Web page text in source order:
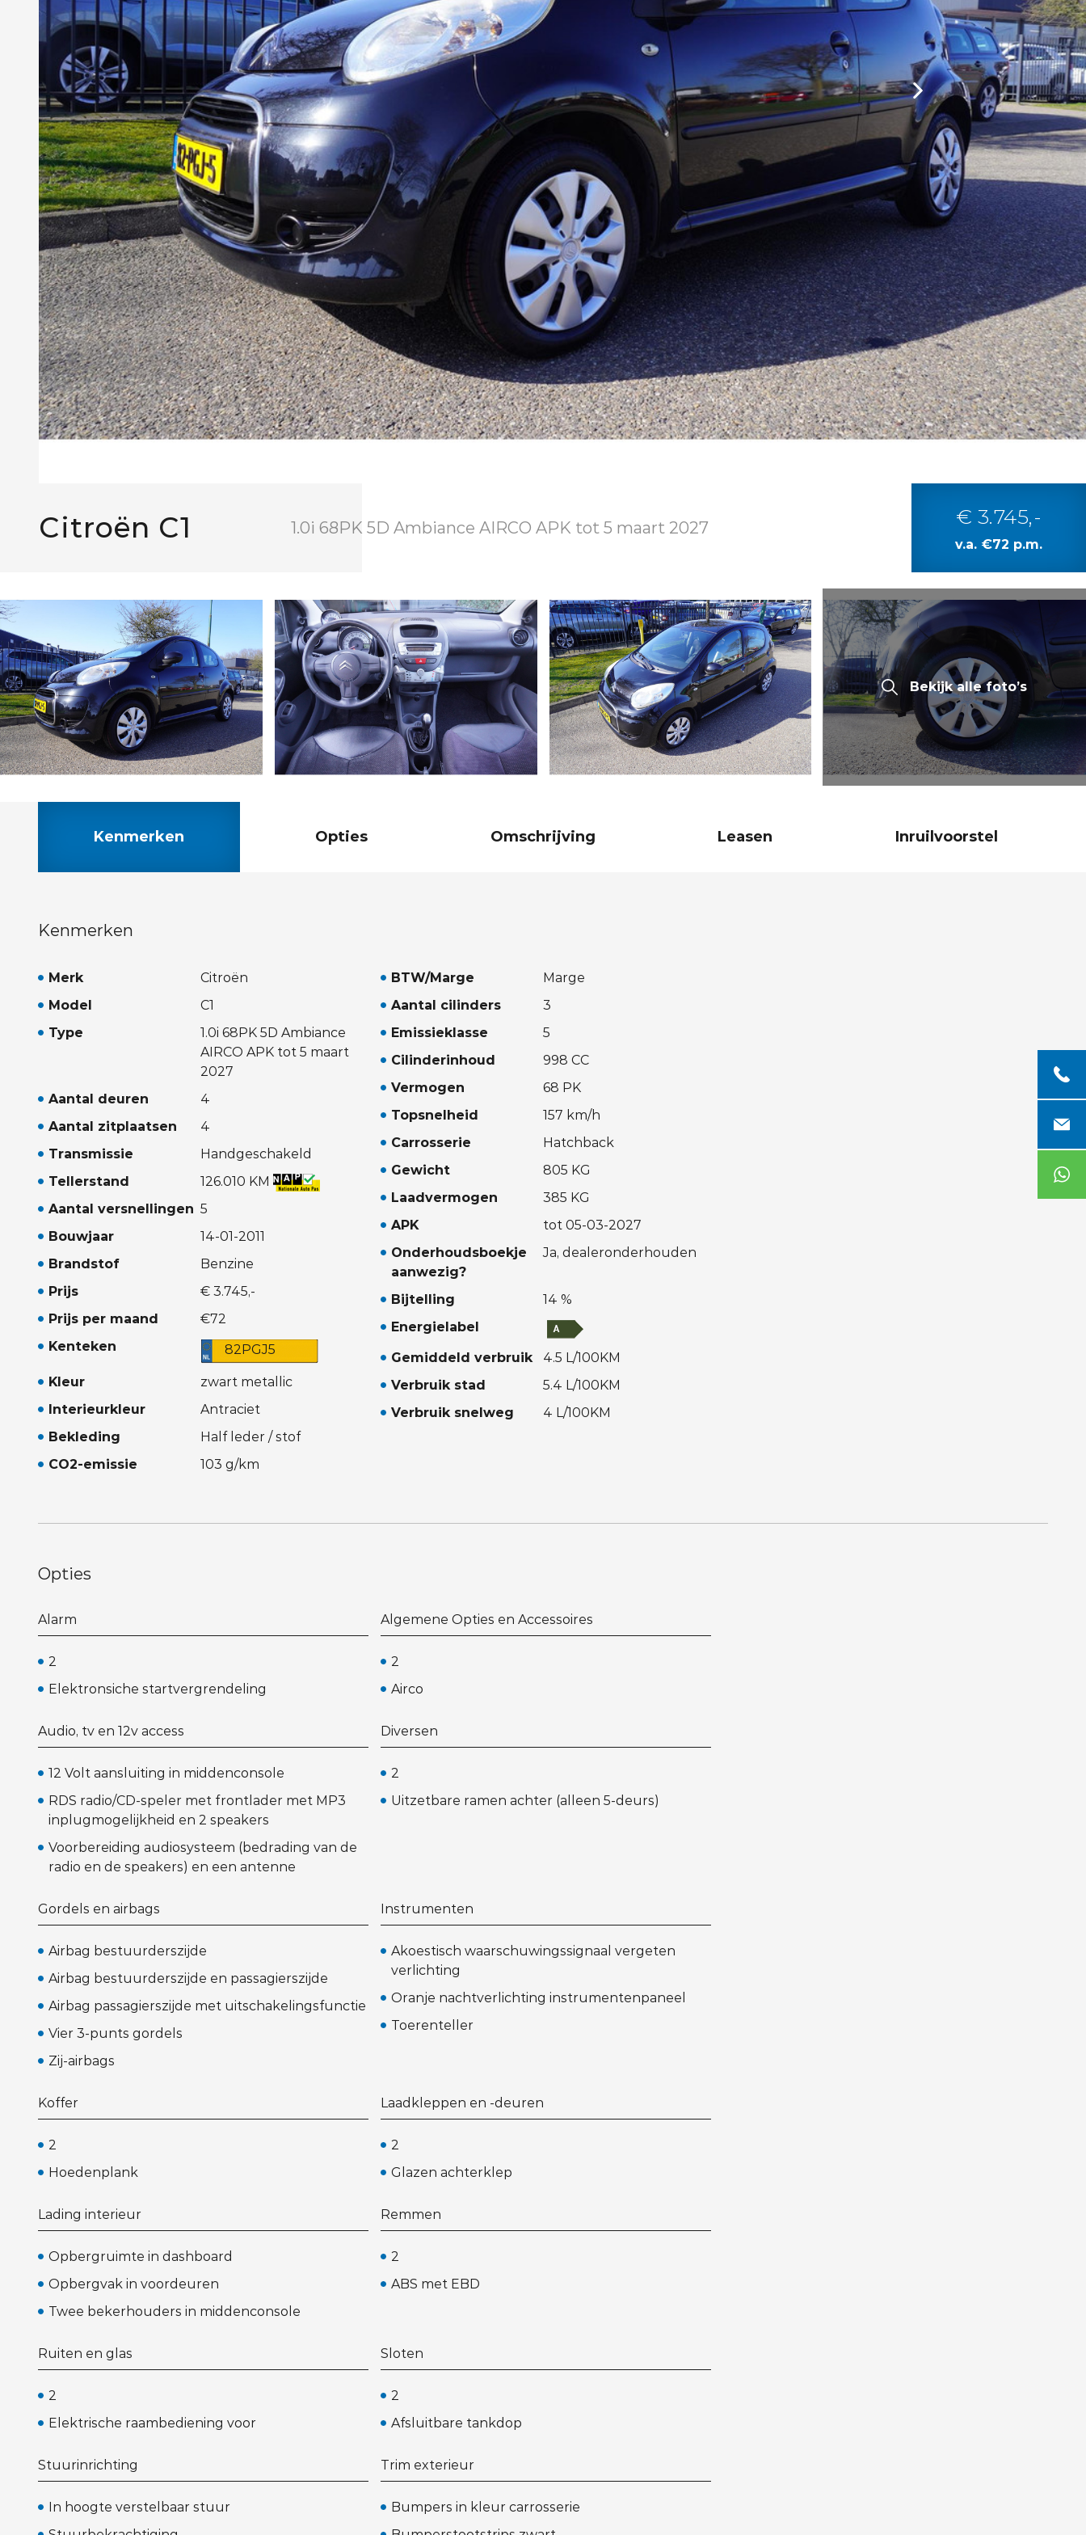
Citroën C1 1.0i 68PK 5D Ambiance AIRCO APK tot 5 maart 2027 € 3.745,-
v.a. €72 p.m.
Bekijk alle foto’s
Kenmerken Opties Omschrijving Leasen Inruilvoorstel
Kenmerken
Merk
Citroën
Model
C1
Type
1.0i 68PK 5D Ambiance
AIRCO APK tot 5 maart
2027
Aantal deuren
4
Aantal zitplaatsen
4
Transmissie
Handgeschakeld
Tellerstand
126.010 KM
Aantal versnellingen 5
Bouwjaar
14-01-2011
Brandstof
Benzine
Prijs
€ 3.745,-
Prijs per maand
€72
Kenteken
82PGJ5
Kleur
zwart metallic
Interieurkleur
Antraciet
Bekleding
Half leder / stof
CO2-emissie
103 g/km
BTW/Marge
Marge
Aantal cilinders
3
Emissieklasse
5
Cilinderinhoud
998 CC
Vermogen
68 PK
Topsnelheid
157 km/h
Carrosserie
Hatchback
Gewicht
805 KG
Laadvermogen
385 KG
APK
tot 05-03-2027
Onderhoudsboekje
aanwezig?
Ja, dealeronderhouden
Bijtelling
14 %
Energielabel
Gemiddeld verbruik
4.5 L/100KM
Verbruik stad
5.4 L/100KM
Verbruik snelweg
4 L/100KM
Opties
Alarm
2
Elektronsiche startvergrendeling
Algemene Opties en Accessoires
2
Airco
Audio, tv en 12v access
12 Volt aansluiting in middenconsole
RDS radio/CD-speler met frontlader met MP3
inplugmogelijkheid en 2 speakers
Voorbereiding audiosysteem (bedrading van de
radio en de speakers) en een antenne
Diversen
2
Uitzetbare ramen achter (alleen 5-deurs)
Gordels en airbags
Airbag bestuurderszijde
Airbag bestuurderszijde en passagierszijde
Airbag passagierszijde met uitschakelingsfunctie
Vier 3-punts gordels
Zij-airbags
Instrumenten
Akoestisch waarschuwingssignaal vergeten
verlichting
Oranje nachtverlichting instrumentenpaneel
Toerenteller
Koffer
2
Hoedenplank
Laadkleppen en -deuren
2
Glazen achterklep
Lading interieur
Opbergruimte in dashboard
Opbergvak in voordeuren
Twee bekerhouders in middenconsole
Remmen
2
ABS met EBD
Ruiten en glas
2
Elektrische raambediening voor
Sloten
2
Afsluitbare tankdop
Stuurinrichting
In hoogte verstelbaar stuur
Trim exterieur
Bumpers in kleur carrosserie